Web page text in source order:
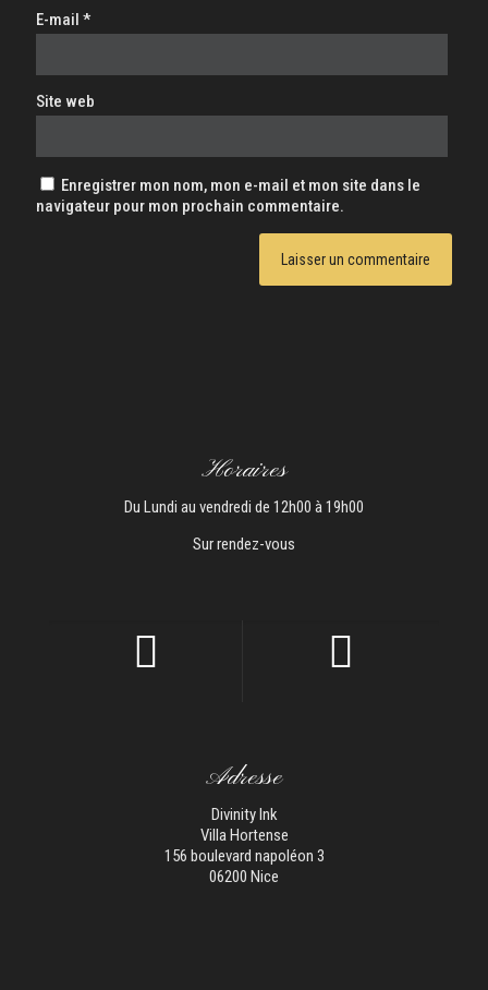
E-mail *
Site web
Enregistrer mon nom, mon e-mail et mon site dans le
navigateur pour mon prochain commentaire.
Horaires
Du Lundi au vendredi de 12h00 à 19h00
Sur rendez-vous
Adresse
Divinity Ink
Villa Hortense
156 boulevard napoléon 3
06200 Nice